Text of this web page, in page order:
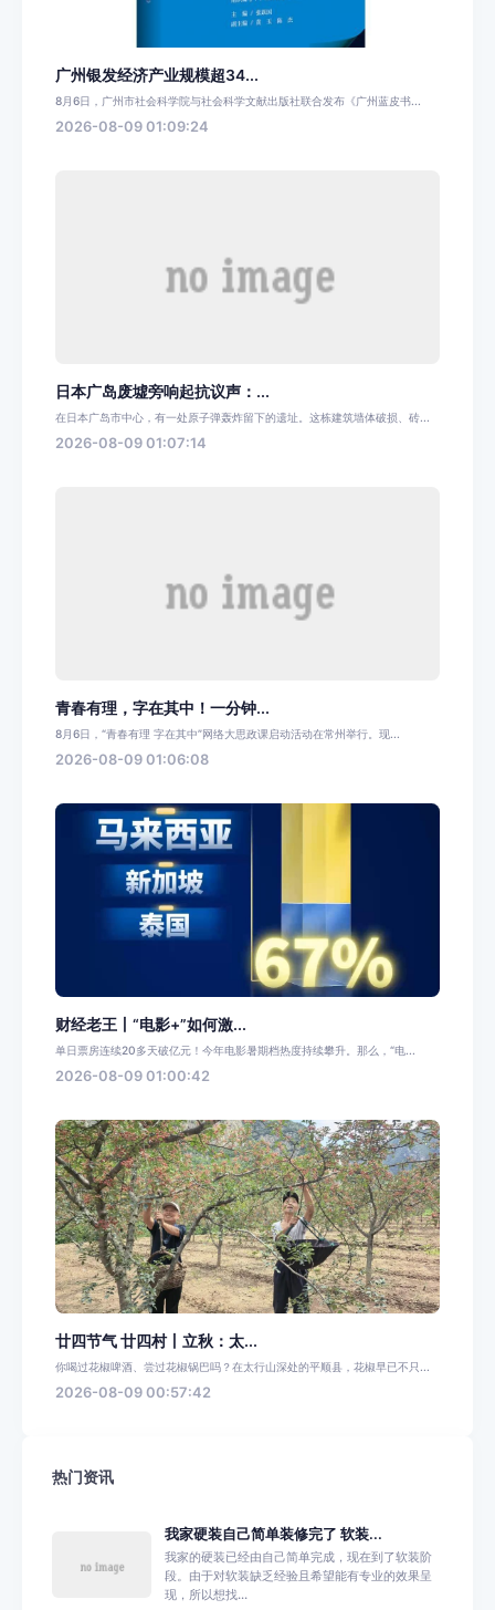
广州银发经济产业规模超34...
8月6日，广州市社会科学院与社会科学文献出版社联合发布《广州蓝皮书...
2026-08-09 01:09:24
日本广岛废墟旁响起抗议声：...
在日本广岛市中心，有一处原子弹轰炸留下的遗址。这栋建筑墙体破损、砖...
2026-08-09 01:07:14
青春有理，字在其中！一分钟...
8月6日，“青春有理 字在其中”网络大思政课启动活动在常州举行。现...
2026-08-09 01:06:08
财经老王丨“电影+”如何激...
单日票房连续20多天破亿元！今年电影暑期档热度持续攀升。那么，“电...
2026-08-09 01:00:42
廿四节气 廿四村丨立秋：太...
你喝过花椒啤酒、尝过花椒锅巴吗？在太行山深处的平顺县，花椒早已不只...
2026-08-09 00:57:42
热门资讯
我家硬装自己简单装修完了 软装...
我家的硬装已经由自己简单完成，现在到了软装阶
段。由于对软装缺乏经验且希望能有专业的效果呈
现，所以想找...